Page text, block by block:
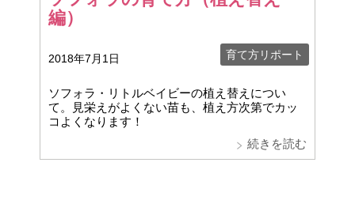
編）
2018年7月1日 育て方リポート
ソフォラ・リトルベイビーの植え替えについ
て。見栄えがよくない苗も、植え方次第でカッ
コよくなります！
続きを読む